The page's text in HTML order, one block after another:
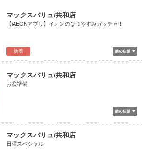
新着
マックスバリュ/共和店
【iAEONアプリ】イオンのなつやすみガッチャ！
マックスバリュ/共和店
お盆準備
マックスバリュ/共和店
日曜スペシャル